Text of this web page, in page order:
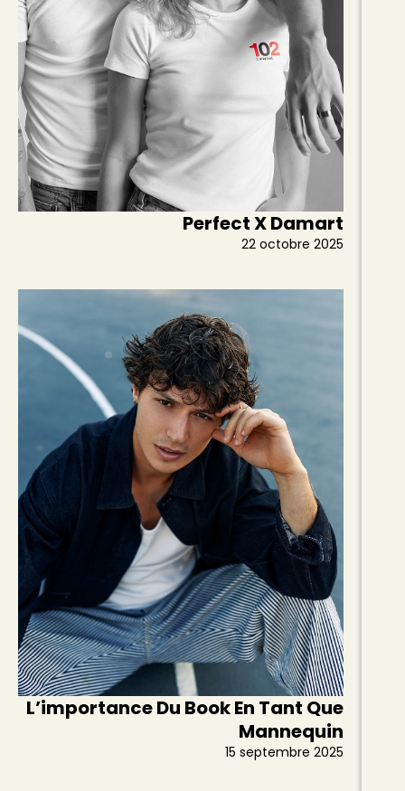
Perfect X Damart
22 octobre 2025
L’importance Du Book En Tant Que
Mannequin
15 septembre 2025